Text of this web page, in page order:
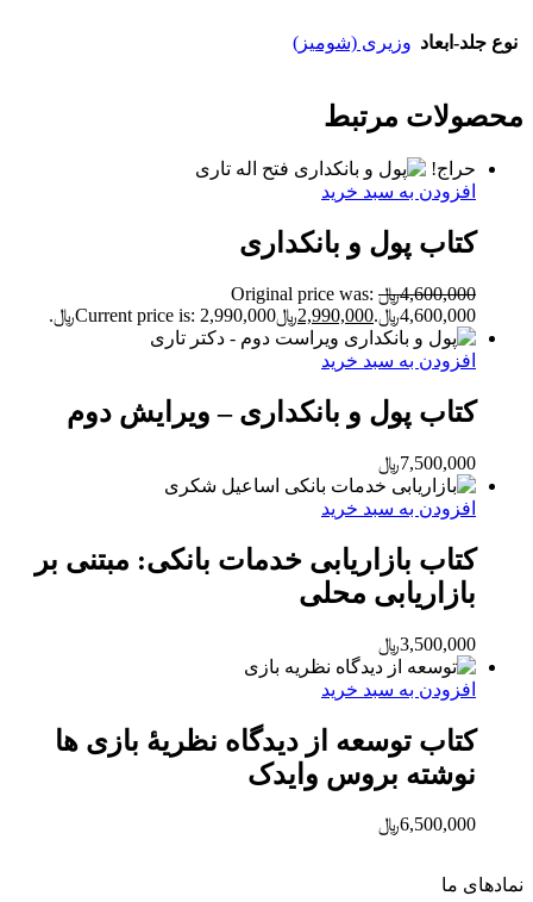
نوع جلد-ابعاد وزیری (شومیز)
محصولات مرتبط
حراج!
افزودن به سبد خرید
کتاب پول و بانکداری
4,600,000﷼ Original price was:
4,600,000﷼.
2,990,000﷼Current price is: 2,990,000﷼.
افزودن به سبد خرید
کتاب پول و بانکداری – ویرایش دوم
7,500,000﷼
افزودن به سبد خرید
کتاب بازاریابی خدمات بانکی: مبتنی بر
بازاریابی محلی
3,500,000﷼
افزودن به سبد خرید
کتاب توسعه از دیدگاه نظریۀ بازی‌ ها
نوشته بروس وایدک
6,500,000﷼
نماد‌های ما